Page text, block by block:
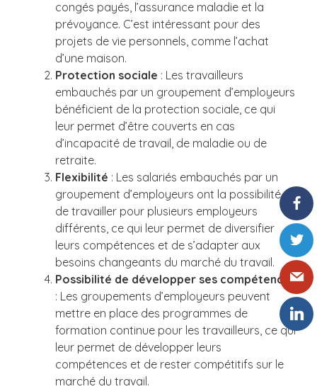
congés payés, l’assurance maladie et la
prévoyance. C’est intéressant pour des
projets de vie personnels, comme l’achat
d’une maison.
Protection sociale : Les travailleurs
embauchés par un groupement d’employeurs
bénéficient de la protection sociale, ce qui
leur permet d’être couverts en cas
d’incapacité de travail, de maladie ou de
retraite.
Flexibilité : Les salariés embauchés par un
groupement d’employeurs ont la possibilité
de travailler pour plusieurs employeurs
différents, ce qui leur permet de diversifier
leurs compétences et de s’adapter aux
besoins changeants du marché du travail.
Possibilité de développer ses compétences
: Les groupements d’employeurs peuvent
mettre en place des programmes de
formation continue pour les travailleurs, ce qui
leur permet de développer leurs
compétences et de rester compétitifs sur le
marché du travail.